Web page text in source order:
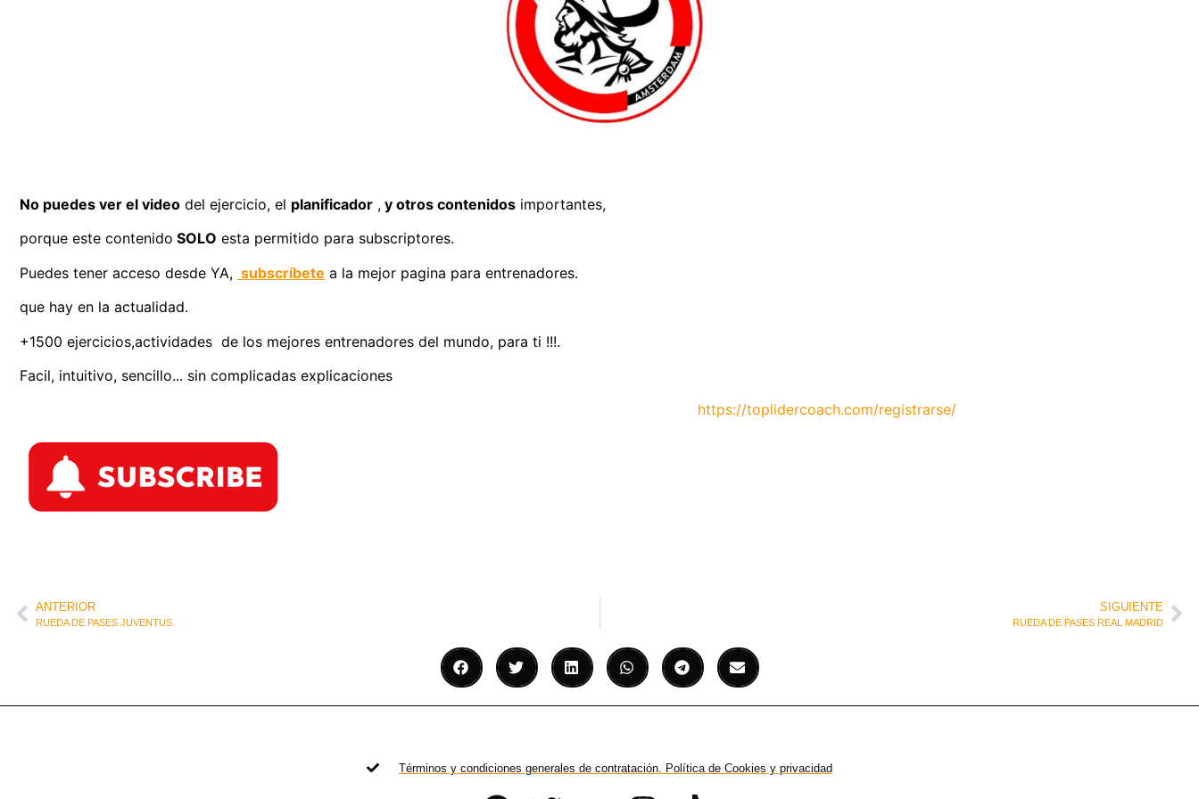
No puedes ver el video del ejercicio, el planificador , y otros contenidos importantes,
porque este contenido SOLO esta permitido para subscriptores.
Puedes tener acceso desde YA, subscríbete a la mejor pagina para entrenadores.
que hay en la actualidad.
+1500 ejercicios,actividades de los mejores entrenadores del mundo, para ti !!!.
Facil, intuitivo, sencillo... sin complicadas explicaciones
https://toplidercoach.com/registrarse/
ANTERIOR
RUEDA DE PASES JUVENTUS
SIGUIENTE
RUEDA DE PASES REAL MADRID
Términos y condiciones generales de contratación. Política de Cookies y privacidad